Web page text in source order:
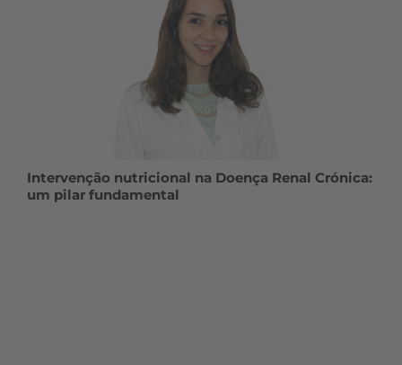
Intervenção nutricional na Doença Renal Crónica:
um pilar fundamental